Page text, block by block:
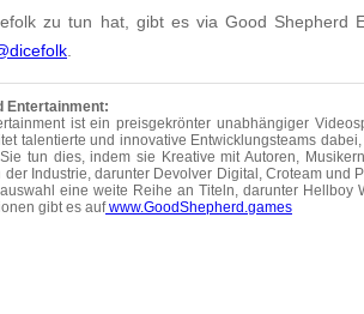
zu tun hat, gibt es via Good Shepherd
Entertainment:
ist ein preisgekrönter unabhängiger
talentierte und innovative Entwicklungsteams
tun dies, indem sie Kreative mit Autoren,
Industrie, darunter Devolver Digital, Croteam und
eine weite Reihe an Titeln, darunter
gibt es aufwww.GoodShepherd.games